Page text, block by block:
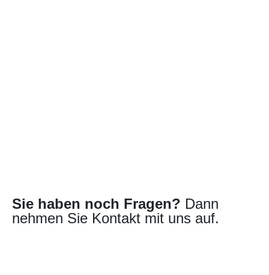
Sie haben noch Fragen? Dann
nehmen Sie Kontakt mit uns auf.